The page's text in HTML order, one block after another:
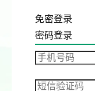
免密登录
密码登录